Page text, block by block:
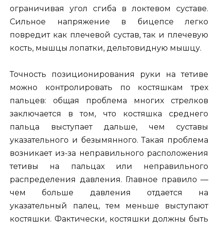
ограничивая угол сгиба в локтевом суставе.
Сильное напряжение в бицепсе легко
повредит как плечевой сустав, так и плечевую
кость, мышцы лопатки, дельтовидную мышцу.
Точность позиционирования руки на тетиве
можно контролировать по костяшкам трех
пальцев: общая проблема многих стрелков
заключается в том, что костяшка среднего
пальца выступает дальше, чем суставы
указательного и безымянного. Такая проблема
возникает из-за неправильного расположения
тетивы на пальцах или неправильного
распределения давления. Главное правило —
чем больше давления отдается на
указательный палец, тем меньше выступают
костяшки. Фактически, костяшки должны быть